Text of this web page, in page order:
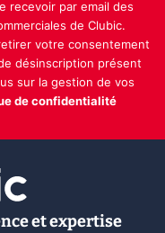
recevoir par email des
de Clubic.
votre consentement
désinscription présent
sur la gestion de vos
de confidentialité
et expertise